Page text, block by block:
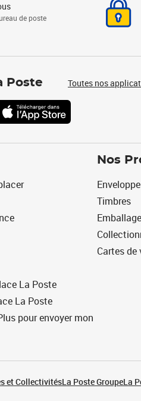
de poste
Poste Toutes nos
La Poste
La Poste
pour envoyer mon
Nos
Timbres
Cartes de
et CollectivitésLa Poste GroupeLa